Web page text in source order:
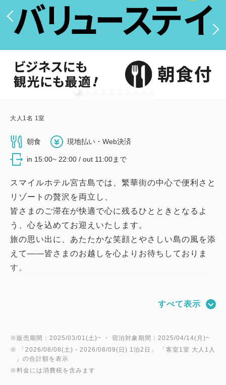
大人 1 名 1 室
朝食 現地払い・Web決済
in 15:00~ 22:00 / out 11:00まで
スマイルホテル宮古島では、繁華街の中心で便利さと
リゾートの贅沢を両立し、
皆さまのご滞在が快適で心に残るひとときとなるよ
う、心を込めてお迎えいたします。
旅の思い出に、あたたかな笑顔とやさしい島の風を添
えて——皆さまのお越しを心よりお待ちしておりま
す。
【ご朝食のご案内】
やわらかな朝日と潮風に包まれる宮古島の朝を、
旬の地元食材をふんだんに使った和洋琉のバイキング
すべて表示
※販売期間：2025/03/01(土)~ ・ 宿泊対象期間：2025/04/14(月)~
※ 「 2026/08/08(土) - 2026/08/09(日) 1泊2日 」 「客室1室 大人1人
」の合計額を表示
※料金には消費税を含みます